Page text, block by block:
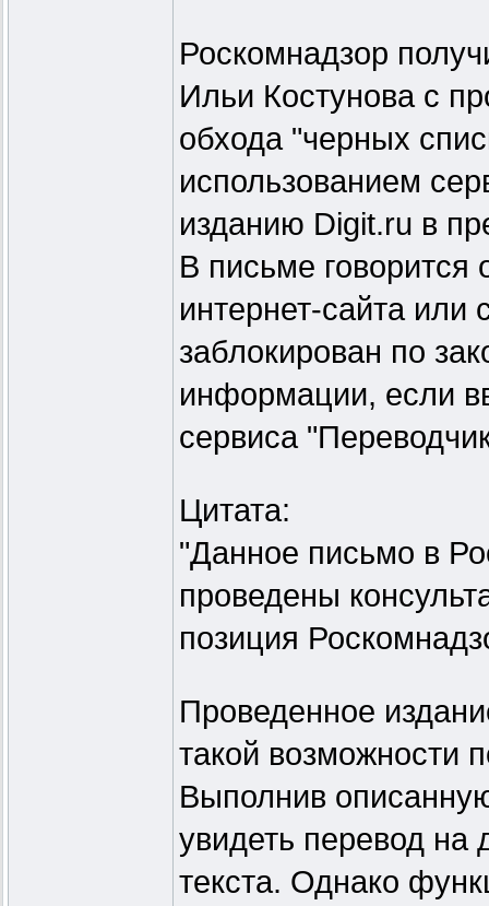
Роскомнадзор
Ильи Костунова с
обхода "черных
использованием
изданию Digit.ru в
В письме говорится
интернет-сайта или
заблокирован по
информации, если
сервиса
Цитата:
"Данное письмо в
проведены
позиция
Проведенное
такой возможности
Выполнив
увидеть перевод на
текста. Однако